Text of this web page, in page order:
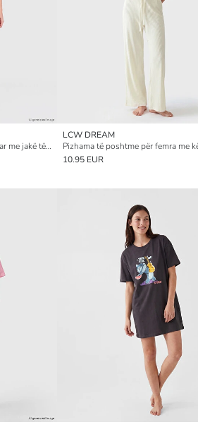
Set pizhamash Capri i stampuar me jakë të rrumbullakët për gra
LCW DREAM
10.95 EUR